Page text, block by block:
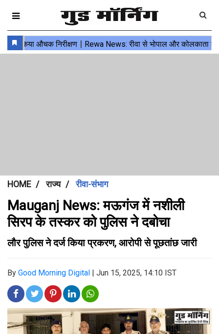
HOME राज्य रीवा-संभाग
Mauganj News: मऊगंज में नशीली
सिरप के तस्कर को पुलिस ने दबोचा
लौर पुलिस ने दर्ज किया प्रकरण, आरोपी से पूछतांछ जारी
By Good Morning Digital | Jun 15, 2025, 14:10 IST